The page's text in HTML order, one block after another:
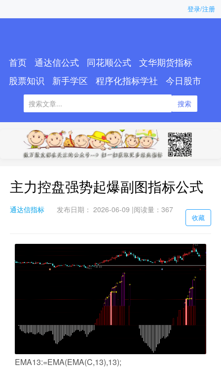
登录/注册
首页 通达信公式 同花顺公式
文华期货指标
股票知识
新手学区 程序化指标学社 今日股市
搜索
主力控盘强势起爆副图指标公式
通达信指标 发布日期： 2026-06-09 |阅读量：367
收藏
EMA13:=EMA(EMA(C,13),13);